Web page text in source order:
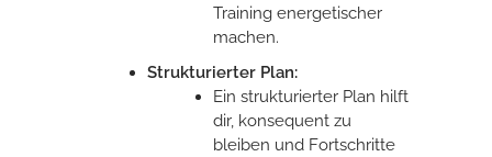
Training energetischer
machen.
Strukturierter Plan:
Ein strukturierter Plan hilft
dir, konsequent zu
bleiben und Fortschritte